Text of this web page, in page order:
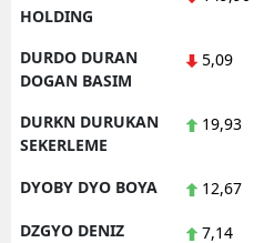
HOLDING
DURDO DURAN
DOGAN BASIM
5,09
DURKN DURUKAN
SEKERLEME
19,93
DYOBY DYO BOYA 12,67
DZGYO DENIZ
7,14